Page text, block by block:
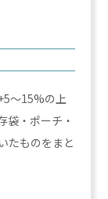
〜15%の上
袋・ポーチ・
たものをまと